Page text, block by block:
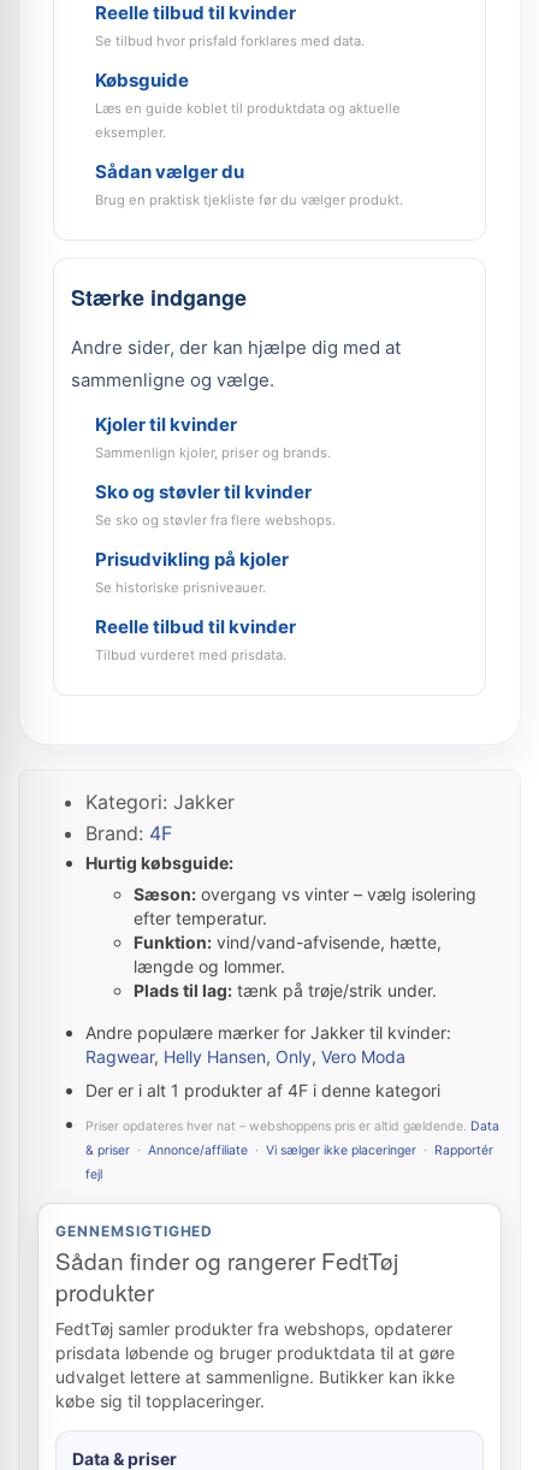
Reelle tilbud til kvinder
Se tilbud hvor prisfald forklares med data.
Købsguide
Læs en guide koblet til produktdata og aktuelle
eksempler.
Sådan vælger du
Brug en praktisk tjekliste før du vælger produkt.
Stærke indgange
Andre sider, der kan hjælpe dig med at
sammenligne og vælge.
Kjoler til kvinder
Sammenlign kjoler, priser og brands.
Sko og støvler til kvinder
Se sko og støvler fra flere webshops.
Prisudvikling på kjoler
Se historiske prisniveauer.
Reelle tilbud til kvinder
Tilbud vurderet med prisdata.
Kategori: Jakker
Brand: 4F
Hurtig købsguide:
Sæson: overgang vs vinter – vælg isolering
efter temperatur.
Funktion: vind/vand-afvisende, hætte,
længde og lommer.
Plads til lag: tænk på trøje/strik under.
Andre populære mærker for Jakker til kvinder:
Ragwear, Helly Hansen, Only, Vero Moda
Der er i alt 1 produkter af 4F i denne kategori
Priser opdateres hver nat – webshoppens pris er altid gældende. Data
& priser · Annonce/affiliate · Vi sælger ikke placeringer · Rapportér
fejl
GENNEMSIGTIGHED
Sådan finder og rangerer FedtTøj
produkter
FedtTøj samler produkter fra webshops, opdaterer
prisdata løbende og bruger produktdata til at gøre
udvalget lettere at sammenligne. Butikker kan ikke
købe sig til topplaceringer.
Data & priser